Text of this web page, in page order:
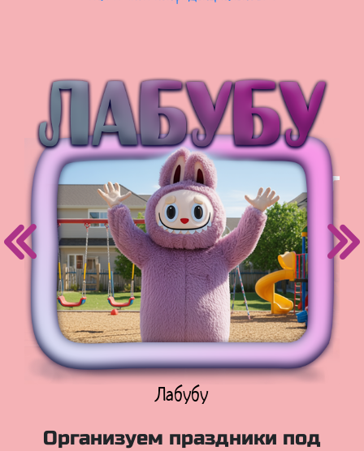
Куклы Лол
Организуем праздники под